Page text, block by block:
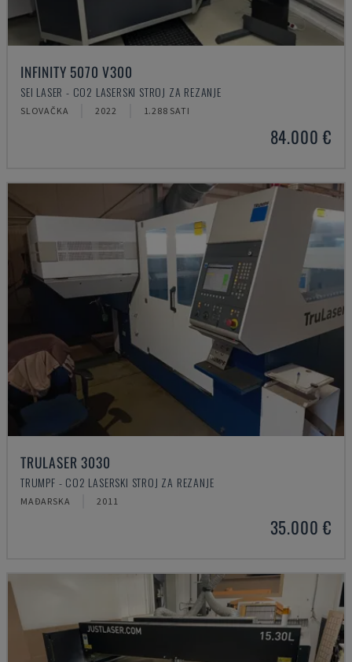
INFINITY 5070 V300
SEI LASER - CO2 LASERSKI STROJ ZA REZANJE
SLOVAČKA 2022 1.288 SATI
84.000 €
TRULASER 3030
TRUMPF - CO2 LASERSKI STROJ ZA REZANJE
MAĐARSKA 2011
35.000 €